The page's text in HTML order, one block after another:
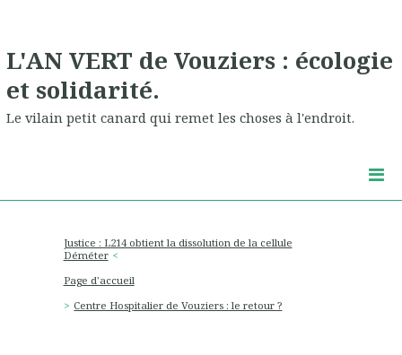
L'AN VERT de Vouziers : écologie
et solidarité.
Le vilain petit canard qui remet les choses à l'endroit.
Justice : L214 obtient la dissolution de la cellule
Déméter
Page d'accueil
Centre Hospitalier de Vouziers : le retour ?